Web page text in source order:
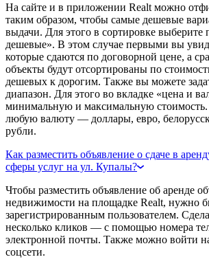
На сайте и в приложении Realt можно
таким образом, чтобы самые дешевые
выдачи. Для этого в сортировке выберите
дешевые». В этом случае первыми вы
которые сдаются по договорной цене, а
объекты будут отсортированы по
дешевых к дорогим. Также вы можете
диапазон. Для этого во вкладке «цена и
минимальную и максимальную
любую валюту — доллары, евро,
рубли.
Как разместить объявление о сдаче в
сферы услуг на ул. Купалы?
Чтобы разместить объявление об аренде
недвижимости на площадке Realt, нужно
зарегистрированным пользователем.
несколько кликов — с помощью номера
электронной почты. Также можно войти
соцсети.